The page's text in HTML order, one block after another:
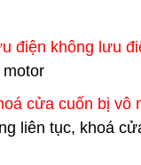
điện không lưu
cửa cuốn bị vô
liên tục, khoá